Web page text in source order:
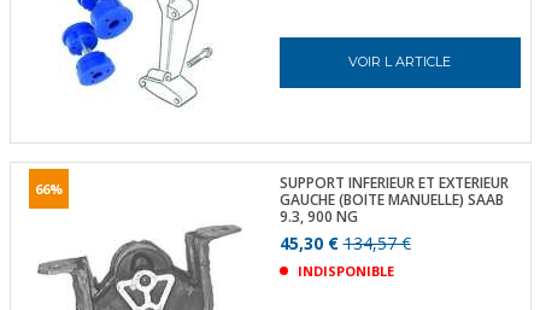
VOIR L ARTICLE
66%
SUPPORT INFERIEUR ET EXTERIEUR
GAUCHE (BOITE MANUELLE) SAAB
9.3, 900 NG
45,30 €134,57 €
INDISPONIBLE